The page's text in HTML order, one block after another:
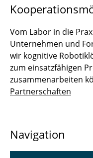
Vom Labor in die
Unternehmen und
wir kognitive
zum einsatzfähigen
zusammenarbeiten
Partnerschaften
Navigation